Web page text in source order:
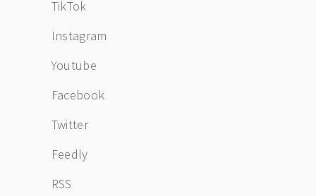
TikTok
Instagram
Youtube
Facebook
Twitter
Feedly
RSS